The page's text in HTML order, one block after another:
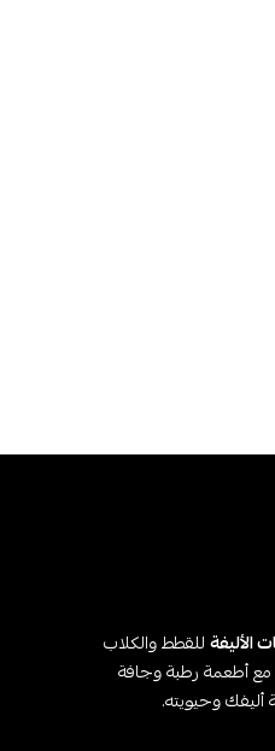
الأليفةللقطط والكلاب
مع أطعمة رطبة وجافة
وحيويته.